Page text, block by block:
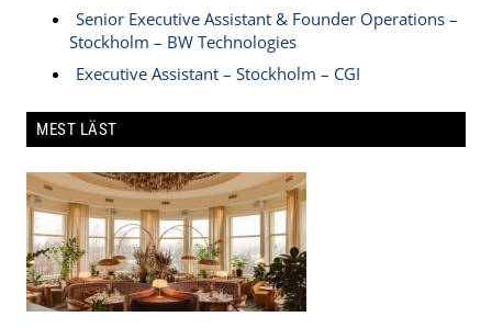
Senior Executive Assistant & Founder Operations –
Stockholm – BW Technologies
Executive Assistant – Stockholm – CGI
MEST LÄST